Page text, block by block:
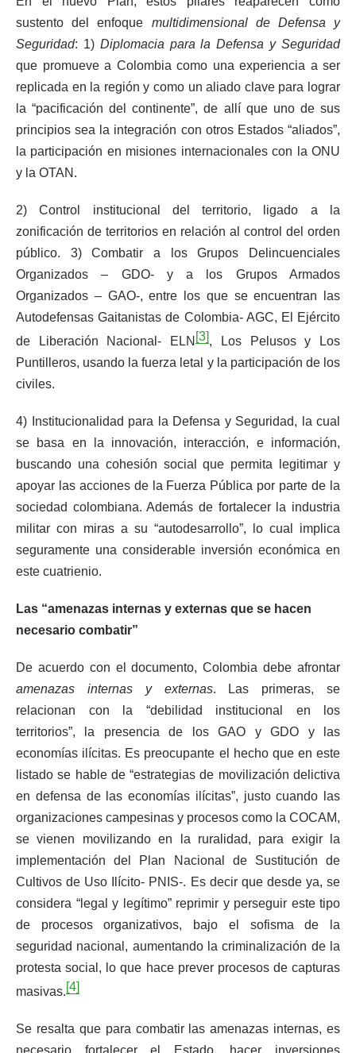
sustento del enfoque multidimensional de Defensa y
Seguridad: 1) Diplomacia para la Defensa y Seguridad
que promueve a Colombia como una experiencia a ser
replicada en la región y como un aliado clave para lograr
la “pacificación del continente”, de allí que uno de sus
principios sea la integración con otros Estados “aliados”,
la participación en misiones internacionales con la ONU
y la OTAN.
2) Control institucional del territorio, ligado a la
zonificación de territorios en relación al control del orden
público. 3) Combatir a los Grupos Delincuenciales
Organizados – GDO- y a los Grupos Armados
Organizados – GAO-, entre los que se encuentran las
Autodefensas Gaitanistas de Colombia- AGC, El Ejército
de Liberación Nacional- ELN[3], Los Pelusos y Los
Puntilleros, usando la fuerza letal y la participación de los
civiles.
4) Institucionalidad para la Defensa y Seguridad, la cual
se basa en la innovación, interacción, e información,
buscando una cohesión social que permita legitimar y
apoyar las acciones de la Fuerza Pública por parte de la
sociedad colombiana. Además de fortalecer la industria
militar con miras a su “autodesarrollo”, lo cual implica
seguramente una considerable inversión económica en
este cuatrienio.
Las “amenazas internas y externas que se hacen
necesario combatir”
De acuerdo con el documento, Colombia debe afrontar
amenazas internas y externas. Las primeras, se
relacionan con la “debilidad institucional en los
territorios”, la presencia de los GAO y GDO y las
economías ilícitas. Es preocupante el hecho que en este
listado se hable de “estrategias de movilización delictiva
en defensa de las economías ilícitas”, justo cuando las
organizaciones campesinas y procesos como la COCAM,
se vienen movilizando en la ruralidad, para exigir la
implementación del Plan Nacional de Sustitución de
Cultivos de Uso Ilícito- PNIS-. Es decir que desde ya, se
considera “legal y legítimo” reprimir y perseguir este tipo
de procesos organizativos, bajo el sofisma de la
seguridad nacional, aumentando la criminalización de la
protesta social, lo que hace prever procesos de capturas
masivas.[4]
Se resalta que para combatir las amenazas internas, es